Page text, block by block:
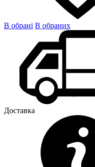
В обрані В обраних
Доставка